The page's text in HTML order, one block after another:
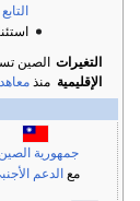
التغيرات
الإقليمية
الصين
منذ
جمهورية الصين
معالدعم